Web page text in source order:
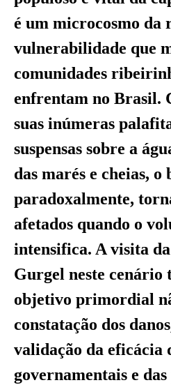
é um microcosmo da
vulnerabilidade que
comunidades
enfrentam no Brasil.
suas inúmeras
suspensas sobre a
das marés e cheias,
paradoxalmente,
afetados quando o
intensifica. A visita
Gurgel neste cenário
objetivo primordial
constatação dos
validação da eficácia
governamentais e